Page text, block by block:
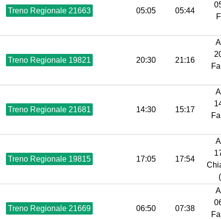
Treno Regionale 21663 05:05 05:44
Treno Regionale 19821 20:30 21:16
Treno Regionale 21681 14:30 15:17
Treno Regionale 19815 17:05 17:54
Treno Regionale 21669 06:50 07:38